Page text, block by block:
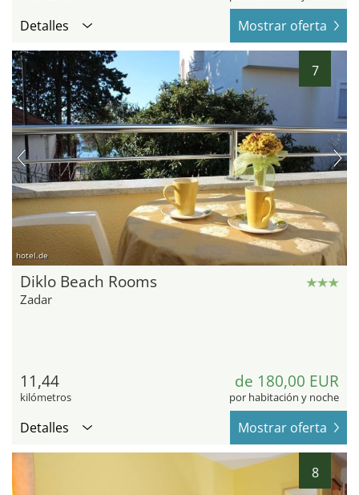
Detalles Mostrar oferta
7
hotel.de
Diklo Beach Rooms
Zadar
11,44
kilómetros
de 180,00 EUR
por habitación y noche
Detalles Mostrar oferta
8